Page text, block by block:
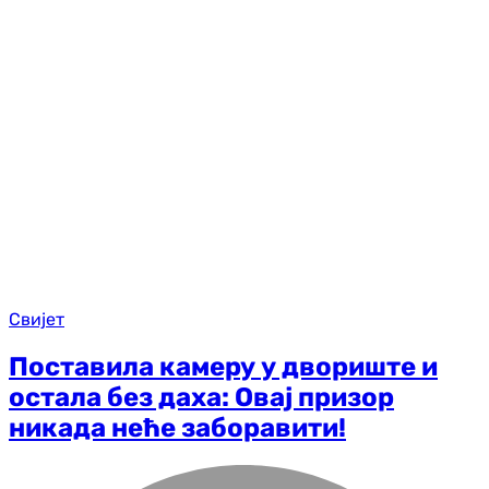
Свијет
Поставила камеру у двориште и
остала без даха: Овај призор
никада неће заборавити!